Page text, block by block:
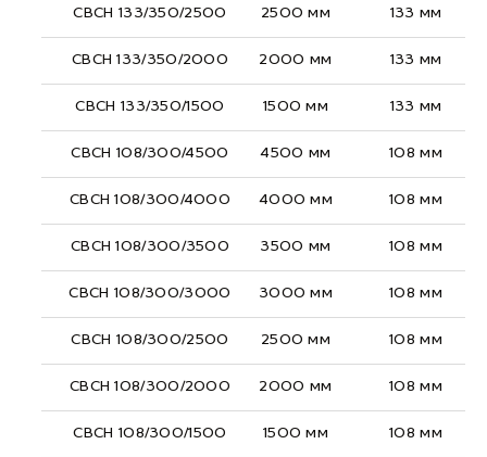
СВСН 133/350/2500 2500 мм 133 мм
СВСН 133/350/2000 2000 мм 133 мм
СВСН 133/350/1500 1500 мм 133 мм
СВСН 108/300/4500 4500 мм 108 мм
СВСН 108/300/4000 4000 мм 108 мм
СВСН 108/300/3500 3500 мм 108 мм
СВСН 108/300/3000 3000 мм 108 мм
СВСН 108/300/2500 2500 мм 108 мм
СВСН 108/300/2000 2000 мм 108 мм
СВСН 108/300/1500 1500 мм 108 мм